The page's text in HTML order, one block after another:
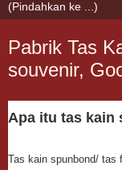
Pabrik Tas
souvenir,
Apa itu tas kain
Tas kain spunbond/ tas